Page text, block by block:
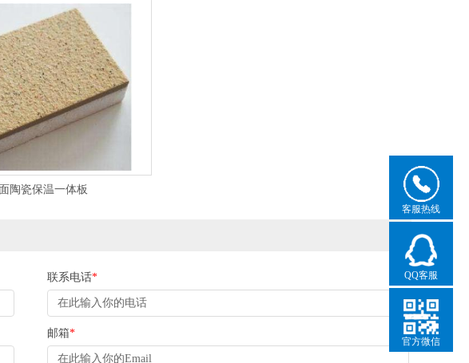
陶瓷保温一体板
联系电话*
邮箱*
客服热线
QQ客服
官方微信